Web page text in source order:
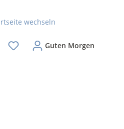
Guten Morgen